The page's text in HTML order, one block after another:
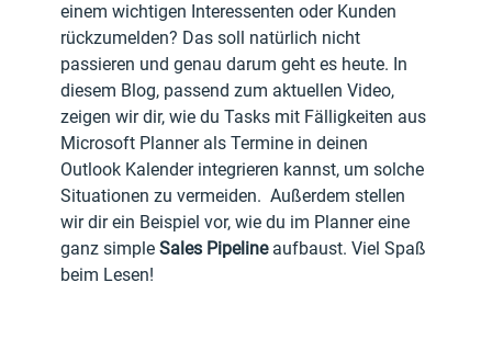
einem wichtigen Interessenten oder Kunden
rückzumelden? Das soll natürlich nicht
passieren und genau darum geht es heute. In
diesem Blog, passend zum aktuellen Video,
zeigen wir dir, wie du Tasks mit Fälligkeiten aus
Microsoft Planner als Termine in deinen
Outlook Kalender integrieren kannst, um solche
Situationen zu vermeiden.  Außerdem stellen
wir dir ein Beispiel vor, wie du im Planner eine
ganz simple Sales Pipeline aufbaust. Viel Spaß
beim Lesen!